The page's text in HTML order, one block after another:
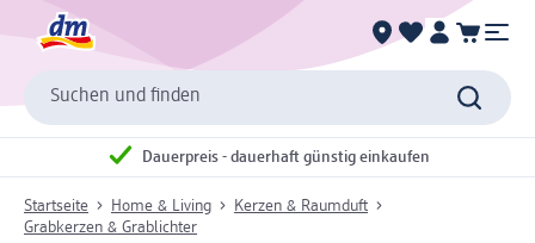
Suchen und finden
Dauerpreis - dauerhaft günstig einkaufen
Startseite Home & Living
Kerzen & Raumduft
Grabkerzen & Grablichter